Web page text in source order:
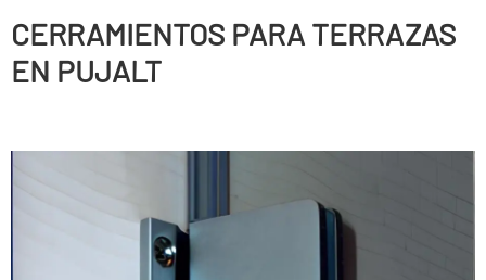
CERRAMIENTOS PARA TERRAZAS
EN PUJALT